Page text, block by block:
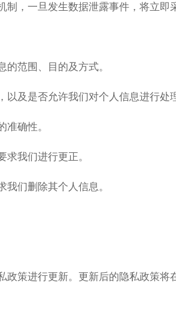
，一旦发生数据泄露事件，将立即
范围、目的及方式。
及是否允许我们对个人信息进行处
确性。
我们进行更正。
们删除其个人信息。
策进行更新。更新后的隐私政策